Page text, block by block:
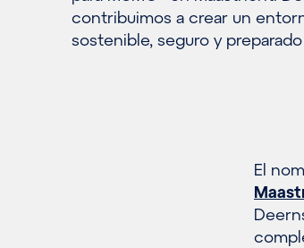
contribuimos a crear un
sostenible, seguro y
El